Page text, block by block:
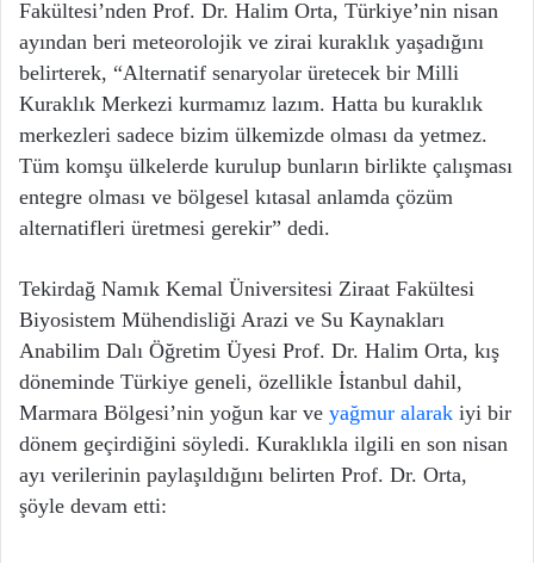
Fakültesi’nden Prof. Dr. Halim Orta, Türkiye’nin nisan
ayından beri meteorolojik ve zirai kuraklık yaşadığını
belirterek, “Alternatif senaryolar üretecek bir Milli
Kuraklık Merkezi kurmamız lazım. Hatta bu kuraklık
merkezleri sadece bizim ülkemizde olması da yetmez.
Tüm komşu ülkelerde kurulup bunların birlikte çalışması
entegre olması ve bölgesel kıtasal anlamda çözüm
alternatifleri üretmesi gerekir” dedi.
Tekirdağ Namık Kemal Üniversitesi Ziraat Fakültesi
Biyosistem Mühendisliği Arazi ve Su Kaynakları
Anabilim Dalı Öğretim Üyesi Prof. Dr. Halim Orta, kış
döneminde Türkiye geneli, özellikle İstanbul dahil,
Marmara Bölgesi’nin yoğun kar ve yağmur alarak iyi bir
dönem geçirdiğini söyledi. Kuraklıkla ilgili en son nisan
ayı verilerinin paylaşıldığını belirten Prof. Dr. Orta,
şöyle devam etti: